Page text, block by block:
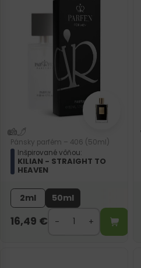
Pánsky parfém – 406 (50ml)
Inšpirované vôňou:
KILIAN - STRAIGHT TO
HEAVEN
2ml 50ml
16,49 €